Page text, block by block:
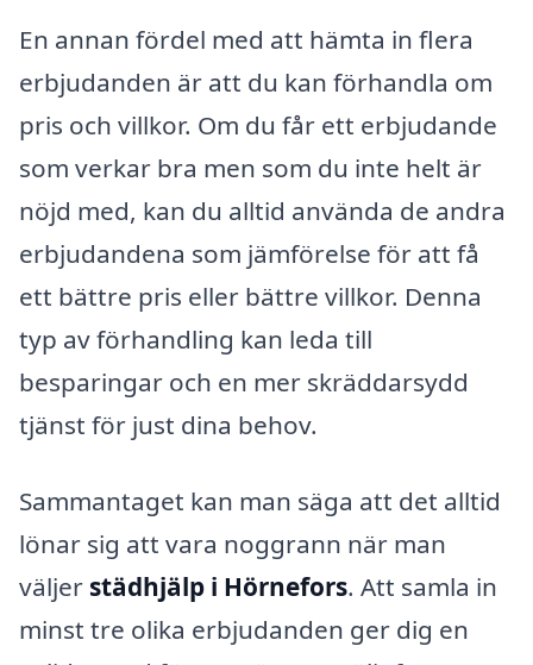
En annan fördel med att hämta in flera
erbjudanden är att du kan förhandla om
pris och villkor. Om du får ett erbjudande
som verkar bra men som du inte helt är
nöjd med, kan du alltid använda de andra
erbjudandena som jämförelse för att få
ett bättre pris eller bättre villkor. Denna
typ av förhandling kan leda till
besparingar och en mer skräddarsydd
tjänst för just dina behov.
Sammantaget kan man säga att det alltid
lönar sig att vara noggrann när man
väljer städhjälp i Hörnefors. Att samla in
minst tre olika erbjudanden ger dig en